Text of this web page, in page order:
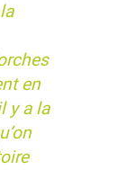
en
y a la